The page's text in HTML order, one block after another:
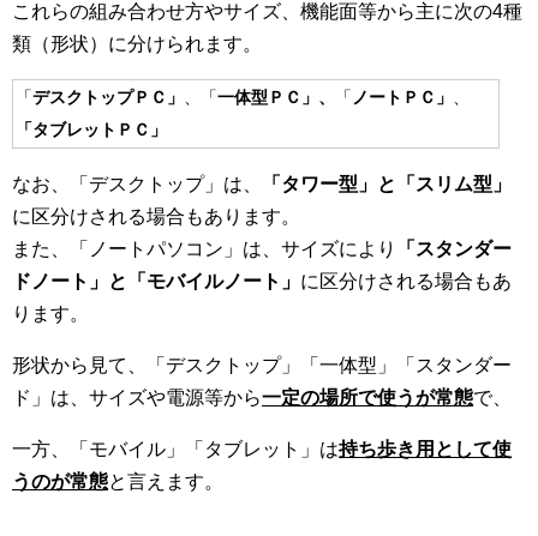
これらの組み合わせ方やサイズ、機能面等から主に次の4種
類（形状）に分けられます。
「 デスクトップＰＣ」 、「 一体型ＰＣ」、 「 ノートＰＣ」 、
「タブレットＰＣ」
なお、「デスクトップ」は、
「タワー型」と「スリム型」
に区分けされる場合もあります。
また、「ノートパソコン」は、サイズにより
「スタンダー
ドノート」と「モバイルノート」 に区分けされる場合もあ
ります。
形状から見て、「デスクトップ」「一体型」「スタンダー
ド」は、サイズや電源等から一定の場所で使うが常態で、
一方、「モバイル」「タブレット」は持ち歩き用として使
うのが常態と言えます。